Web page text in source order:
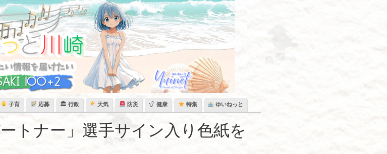
子育 応募 🏛 行政 天気 防災 健康 特集 ゆいねっと
トナー」選手サイン入り色紙を